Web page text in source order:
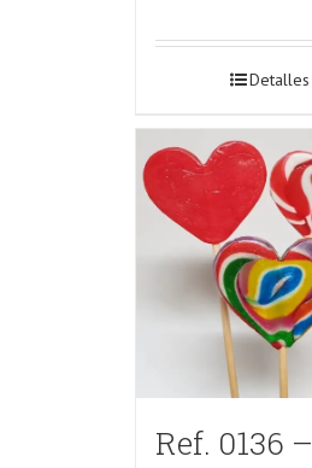
Detalles
Ref. 0136 –